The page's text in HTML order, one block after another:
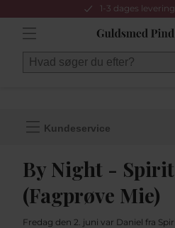
1-3 dages
Kundeservice
By Night -
(Fagprøve Mie)
Fredag den 2. juni var Daniel fra